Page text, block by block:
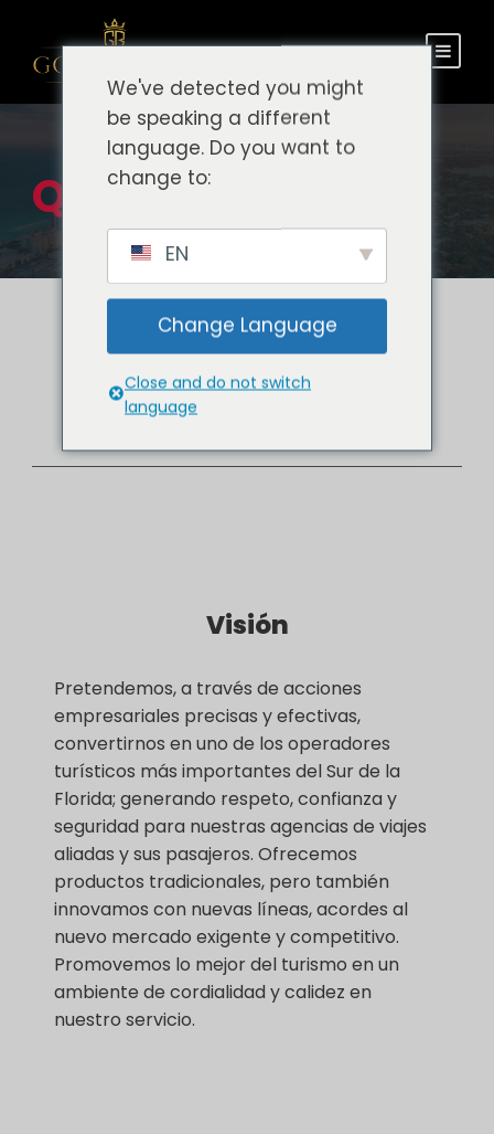
Quiénes somos
Visión
Pretendemos, a través de acciones
empresariales precisas y efectivas,
convertirnos en uno de los operadores
turísticos más importantes del Sur de la
Florida; generando respeto, confianza y
seguridad para nuestras agencias de viajes
aliadas y sus pasajeros. Ofrecemos
productos tradicionales, pero también
innovamos con nuevas líneas, acordes al
nuevo mercado exigente y competitivo.
Promovemos lo mejor del turismo en un
ambiente de cordialidad y calidez en
nuestro servicio.
We've detected you might
be speaking a different
language. Do you want to
change to:
EN
Change Language
Close and do not switch
language